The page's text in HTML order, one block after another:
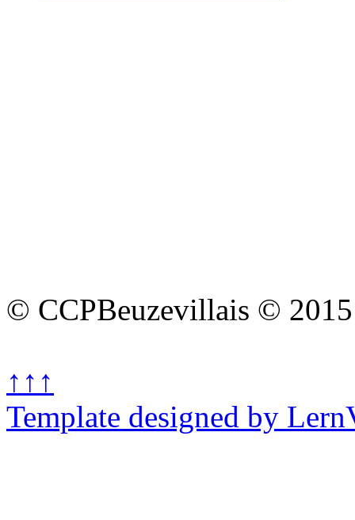
© CCPBeuzevillais © 2015
↑↑↑
Template designed by